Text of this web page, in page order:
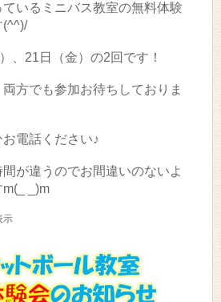
いるミニバス教室の無料体験
(^^)/
、21日（金）の2回です！
方でも参加お待ちしておりま
電話ください♪
が違うのでお間違いのないよ
_)m
示